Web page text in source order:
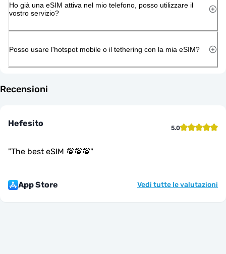
Ho già una eSIM attiva nel mio telefono, posso utilizzare il
vostro servizio?
Posso usare l'hotspot mobile o il tethering con la mia eSIM?
Recensioni
Hefesito 5.0
"The best eSIM 💯💯💯"
App Store Vedi tutte le valutazioni